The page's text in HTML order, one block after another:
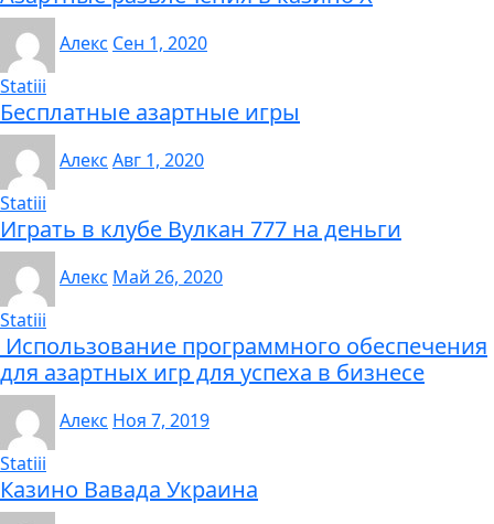
Алекс Сен 1, 2020
Statiii
Бесплатные азартные игры
Алекс Авг 1, 2020
Statiii
Играть в клубе Вулкан 777 на деньги
Алекс Май 26, 2020
Statiii
Использование программного обеспечения
для азартных игр для успеха в бизнесе
Алекс Ноя 7, 2019
Statiii
Казино Вавада Украина